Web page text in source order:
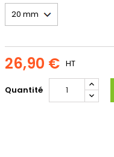
26,90 € HT
Quantité